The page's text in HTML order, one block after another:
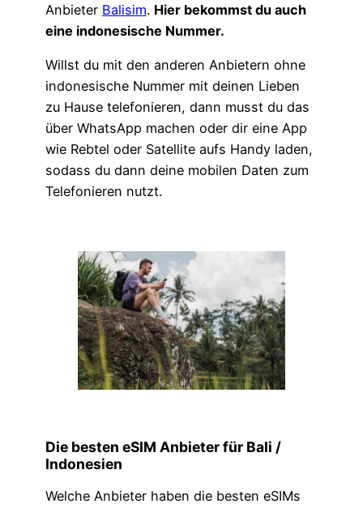
Anbieter Balisim. Hier bekommst du auch
eine indonesische Nummer.
Willst du mit den anderen Anbietern ohne
indonesische Nummer mit deinen Lieben
zu Hause telefonieren, dann musst du das
über WhatsApp machen oder dir eine App
wie Rebtel oder Satellite aufs Handy laden,
sodass du dann deine mobilen Daten zum
Telefonieren nutzt.
Die besten eSIM Anbieter für Bali /
Indonesien
Welche Anbieter haben die besten eSIMs